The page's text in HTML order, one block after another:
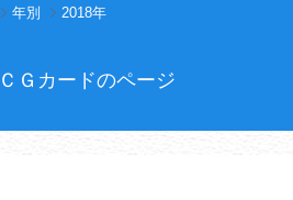
年別 2018年
Ｇカードのページ